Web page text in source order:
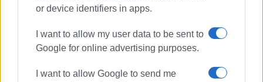
or device identifiers in apps.
I want to allow my user data to be sent to
Google for online advertising purposes.
I want to allow Google to send me